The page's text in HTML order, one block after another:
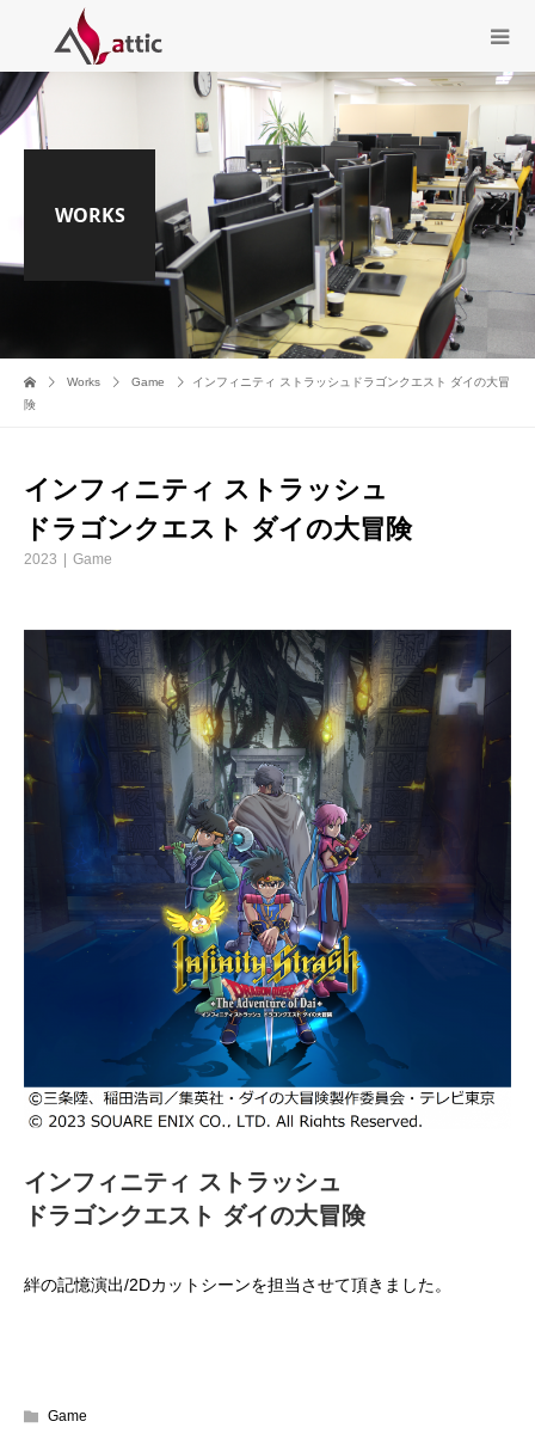
WORKS
Works Game
インフィニティ ストラッシュドラゴンクエスト ダイの大冒
険
インフィニティ ストラッシュ
ドラゴンクエスト ダイの大冒険
2023 Game
インフィニティ ストラッシュ
ドラゴンクエスト ダイの大冒険
絆の記憶演出/2Dカットシーンを担当させて頂きました。
Game